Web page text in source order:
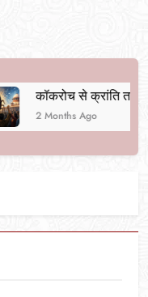
कॉकरोच से क्रांति तक
2 Months Ago